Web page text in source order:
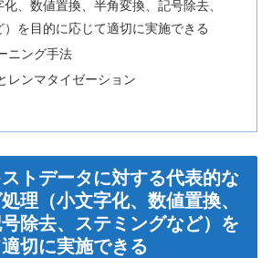
、数値置換、半角変換、記号除去、
）を目的に応じて適切に実施できる
ニング手法
レンマタイゼーション
トデータに対する代表的な
理（小文字化、数値置換、
除去、ステミングなど）を
切に実施できる